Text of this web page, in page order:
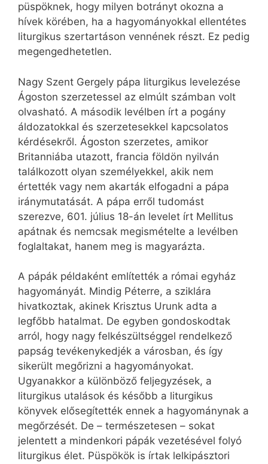
püspöknek, hogy milyen botrányt okozna a
hívek körében, ha a hagyományokkal ellentétes
liturgikus szertartáson vennének részt. Ez pedig
megengedhetetlen.
Nagy Szent Gergely pápa liturgikus levelezése
Ágoston szerzetessel az elmúlt számban volt
olvasható. A második levélben írt a pogány
áldozatokkal és szerzetesekkel kapcsolatos
kérdésekről. Ágoston szerzetes, amikor
Britanniába utazott, francia földön nyilván
találkozott olyan személyekkel, akik nem
értették vagy nem akarták elfogadni a pápa
iránymutatását. A pápa erről tudomást
szerezve, 601. július 18-án levelet írt Mellitus
apátnak és nemcsak megismételte a levélben
foglaltakat, hanem meg is magyarázta.
A pápák példaként említették a római egyház
hagyományát. Mindig Péterre, a sziklára
hivatkoztak, akinek Krisztus Urunk adta a
legfőbb hatalmat. De egyben gondoskodtak
arról, hogy nagy felkészültséggel rendelkező
papság tevékenykedjék a városban, és így
sikerült megőrizni a hagyományokat.
Ugyanakkor a különböző feljegyzések, a
liturgikus utalások és később a liturgikus
könyvek elősegítették ennek a hagyománynak a
megőrzését. De – természetesen – sokat
jelentett a mindenkori pápák vezetésével folyó
liturgikus élet. Püspökök is írtak lelkipásztori